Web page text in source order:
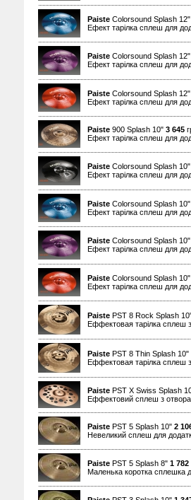
Paiste Colorsound Splash
Ефект тарілка сплеш для
Paiste Colorsound Splash
Ефект тарілка сплеш для
Paiste Colorsound Splash
Ефект тарілка сплеш для
Paiste 900 Splash 10" 3 645
Ефект тарілка сплеш для
Paiste Colorsound Splash
Ефект тарілка сплеш для
Paiste Colorsound Splash
Ефект тарілка сплеш для
Paiste Colorsound Splash
Ефект тарілка сплеш для
Paiste Colorsound Splash
Ефект тарілка сплеш для
Paiste PST 8 Rock Splash
Еффектовая тарілка сплеш
Paiste PST 8 Thin Splash 10"
Еффектовая тарілка сплеш
Paiste PST X Swiss Splash
Еффектовий сплеш з
Paiste PST 5 Splash 10" 2
Невеликий сплеш для
Paiste PST 5 Splash 8" 1 782
Маленька коротка сплешка